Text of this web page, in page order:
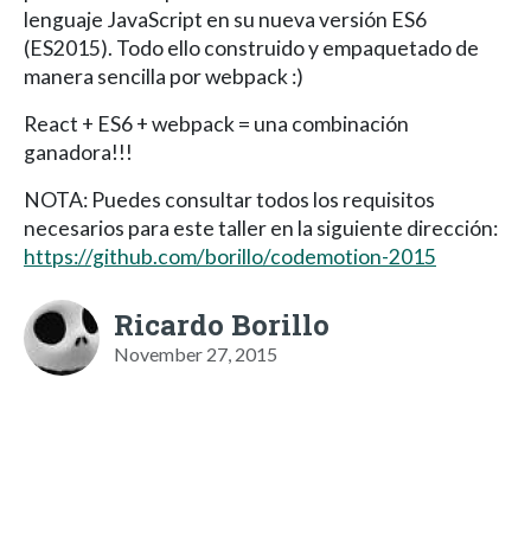
lenguaje JavaScript en su nueva versión ES6
(ES2015). Todo ello construido y empaquetado de
manera sencilla por webpack :)
React + ES6 + webpack = una combinación
ganadora!!!
NOTA: Puedes consultar todos los requisitos
necesarios para este taller en la siguiente dirección:
https://github.com/borillo/codemotion-2015
Ricardo Borillo
November 27, 2015